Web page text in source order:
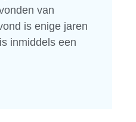
van
is enige jaren
inmiddels een